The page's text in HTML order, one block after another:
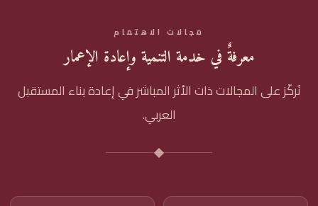
مجالات الاهتمام
معرفةٌ في خدمة التنمية وإعادة الإعمار
نُركّز على المجالات ذات الأثر المباشر في إعادة بناء المستقبل
العربي.